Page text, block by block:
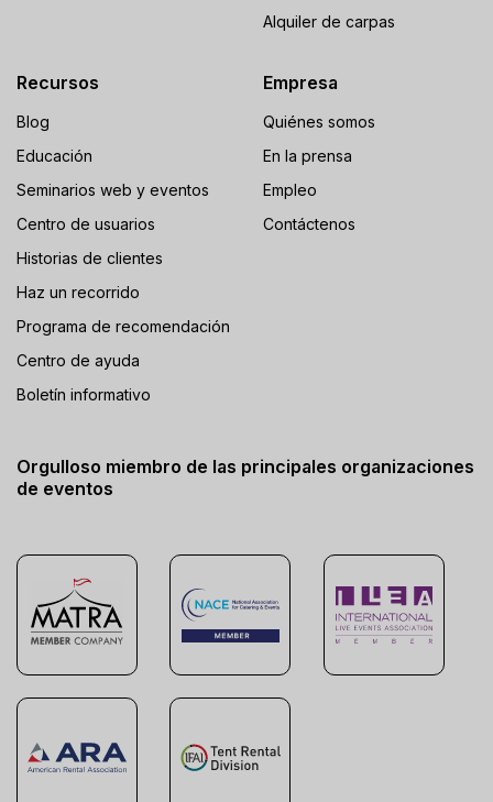
Alquiler de carpas
Recursos
Blog
Educación
Seminarios web y eventos
Centro de usuarios
Historias de clientes
Haz un recorrido
Programa de recomendación
Centro de ayuda
Boletín informativo
Empresa
Quiénes somos
En la prensa
Empleo
Contáctenos
Orgulloso miembro de las principales organizaciones
de eventos